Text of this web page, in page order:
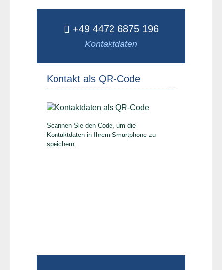
+49 4472 6875 196
Kontaktdaten
Kontakt als QR-Code
Scannen Sie den Code, um die
Kontaktdaten in Ihrem Smartphone zu
speichern.